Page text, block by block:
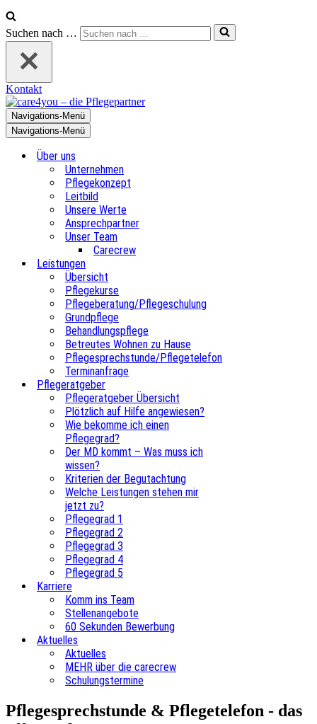
Suchen nach …
Kontakt
Navigations-Menü
Navigations-Menü
Über uns
Unternehmen
Pflegekonzept
Leitbild
Unsere Werte
Ansprechpartner
Unser Team
Carecrew
Leistungen
Übersicht
Pflegekurse
Pflegeberatung/Pflegeschulung
Grundpflege
Behandlungspflege
Betreutes Wohnen zu Hause
Pflegesprechstunde/Pflegetelefon
Terminanfrage
Pflegeratgeber
Pflegeratgeber Übersicht
Plötzlich auf Hilfe angewiesen?
Wie bekomme ich einen
Pflegegrad?
Der MD kommt – Was muss ich
wissen?
Kriterien der Begutachtung
Welche Leistungen stehen mir
jetzt zu?
Pflegegrad 1
Pflegegrad 2
Pflegegrad 3
Pflegegrad 4
Pflegegrad 5
Karriere
Komm ins Team
Stellenangebote
60 Sekunden Bewerbung
Aktuelles
Aktuelles
MEHR über die carecrew
Schulungstermine
Pflegesprechstunde & Pflegetelefon - das